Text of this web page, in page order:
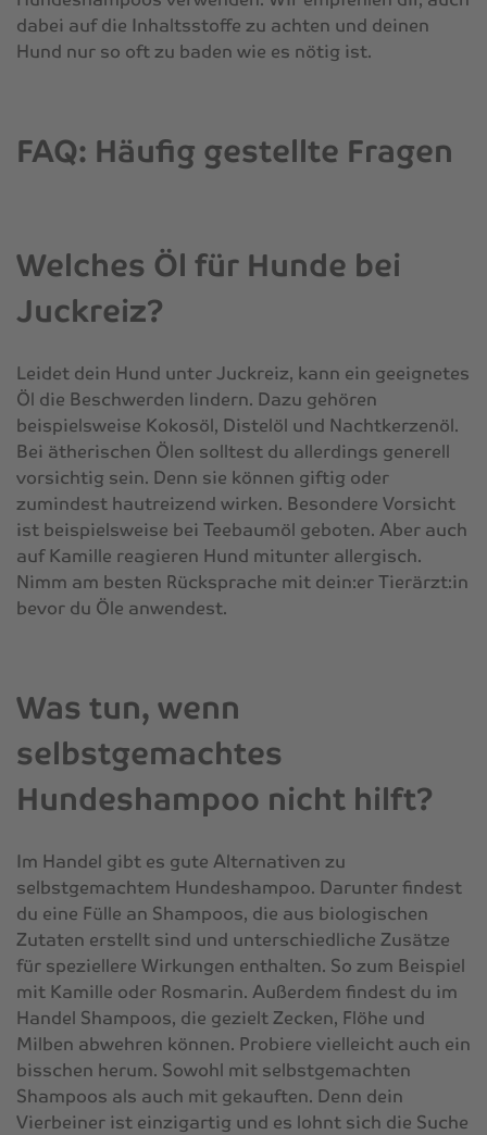
dabei auf die Inhaltsstoffe zu achten und deinen
Hund nur so oft zu baden wie es nötig ist.
FAQ: Häufig gestellte Fragen
Welches Öl für Hunde bei
Juckreiz?
Leidet dein Hund unter Juckreiz, kann ein geeignetes
Öl die Beschwerden lindern. Dazu gehören
beispielsweise Kokosöl, Distelöl und Nachtkerzenöl.
Bei ätherischen Ölen solltest du allerdings generell
vorsichtig sein. Denn sie können giftig oder
zumindest hautreizend wirken. Besondere Vorsicht
ist beispielsweise bei Teebaumöl geboten. Aber auch
auf Kamille reagieren Hund mitunter allergisch.
Nimm am besten Rücksprache mit dein:er Tierärzt:in
bevor du Öle anwendest.
Was tun, wenn
selbstgemachtes
Hundeshampoo nicht hilft?
Im Handel gibt es gute Alternativen zu
selbstgemachtem Hundeshampoo. Darunter findest
du eine Fülle an Shampoos, die aus biologischen
Zutaten erstellt sind und unterschiedliche Zusätze
für speziellere Wirkungen enthalten. So zum Beispiel
mit Kamille oder Rosmarin. Außerdem findest du im
Handel Shampoos, die gezielt Zecken, Flöhe und
Milben abwehren können. Probiere vielleicht auch ein
bisschen herum. Sowohl mit selbstgemachten
Shampoos als auch mit gekauften. Denn dein
Vierbeiner ist einzigartig und es lohnt sich die Suche